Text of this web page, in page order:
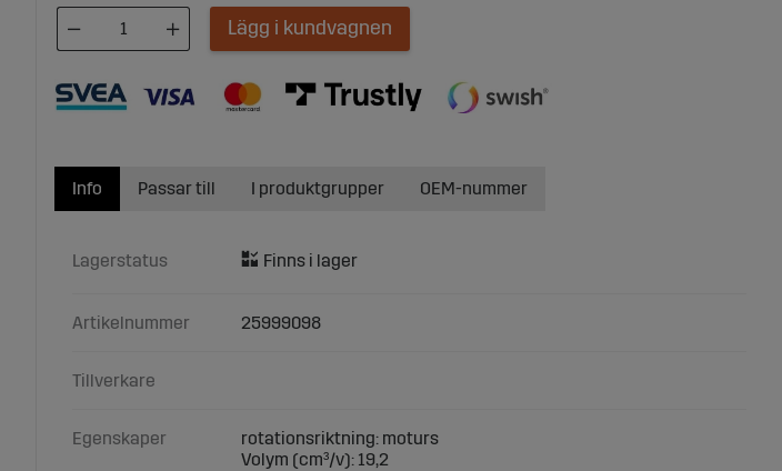
Lägg i kundvagnen
Info
Lagerstatus
Artikelnummer 25999098
Tillverkare
Egenskaper
rotationsriktning: moturs
Volym (cm³/v): 19,2
Passar till I produktgrupper OEM-nummer